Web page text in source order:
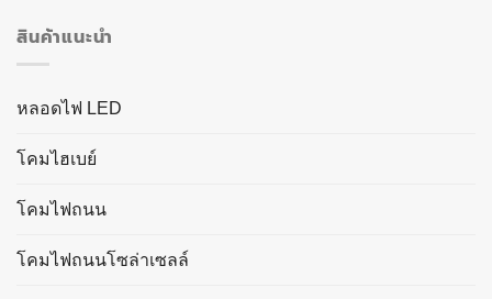
สินค้าแนะนำ
หลอดไฟ LED
โคมไฮเบย์
โคมไฟถนน
โคมไฟถนนโซล่าเซลล์